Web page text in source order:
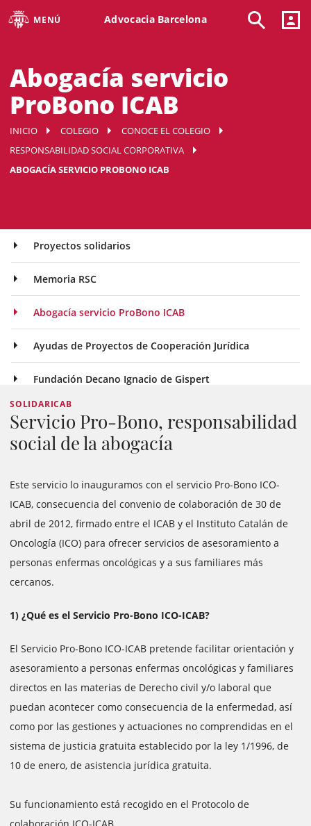
MENÚ Advocacia Barcelona
Abogacía servicio
ProBono ICAB
INICIO COLEGIO
CONOCE EL COLEGIO
RESPONSABILIDAD SOCIAL CORPORATIVA
ABOGACÍA SERVICIO PROBONO ICAB
Proyectos solidarios
Memoria RSC
Abogacía servicio ProBono ICAB
Ayudas de Proyectos de Cooperación Jurídica
Fundación Decano Ignacio de Gispert
SOLIDARICAB
Servicio Pro-Bono, responsabilidad
social de la abogacía
Este servicio lo inauguramos con el servicio Pro-Bono ICO-
ICAB, consecuencia del convenio de colaboración de 30 de
abril de 2012, firmado entre el ICAB y el Instituto Catalán de
Oncología (ICO) para ofrecer servicios de asesoramiento a
personas enfermas oncológicas y a sus familiares más
cercanos.
1) ¿Qué es el Servicio Pro-Bono ICO-ICAB?
El Servicio Pro-Bono ICO-ICAB pretende facilitar orientación y
asesoramiento a personas enfermas oncológicas y familiares
directos en las materias de Derecho civil y/o laboral que
puedan acontecer como consecuencia de la enfermedad, así
como por las gestiones y actuaciones no comprendidas en el
sistema de justicia gratuita establecido por la ley 1/1996, de
10 de enero, de asistencia jurídica gratuita.
Su funcionamiento está recogido en el Protocolo de